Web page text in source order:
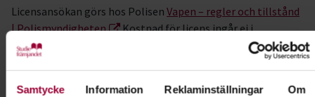
Samtycke Information Reklaminställningar Om
Licensansökan görs hos Polisen Vapen – regler och tillstånd
| Polismyndigheten
Kostnad för licens ingår ej i
kursavgiften.